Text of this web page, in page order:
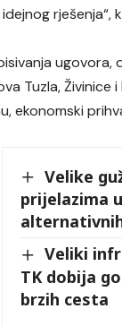
rješenja“,
ugovora,
Tuzla, Živinice
ekonomski
Velike
prijelazima
Veliki
TK dobija
brzih cesta